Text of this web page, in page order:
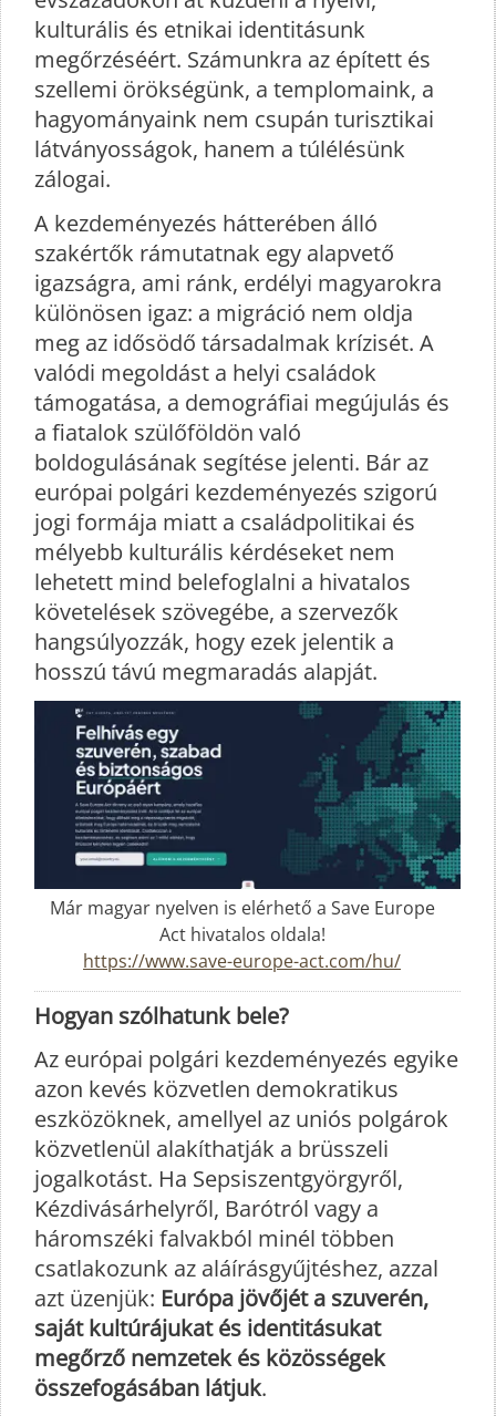
kulturális és etnikai identitásunk
megőrzéséért. Számunkra az épített és
szellemi örökségünk, a templomaink, a
hagyományaink nem csupán turisztikai
látványosságok, hanem a túlélésünk
zálogai.
A kezdeményezés hátterében álló
szakértők rámutatnak egy alapvető
igazságra, ami ránk, erdélyi magyarokra
különösen igaz: a migráció nem oldja
meg az idősödő társadalmak krízisét. A
valódi megoldást a helyi családok
támogatása, a demográfiai megújulás és
a fiatalok szülőföldön való
boldogulásának segítése jelenti. Bár az
európai polgári kezdeményezés szigorú
jogi formája miatt a családpolitikai és
mélyebb kulturális kérdéseket nem
lehetett mind belefoglalni a hivatalos
követelések szövegébe, a szervezők
hangsúlyozzák, hogy ezek jelentik a
hosszú távú megmaradás alapját.
Már magyar nyelven is elérhető a Save Europe
Act hivatalos oldala!
https://www.save-europe-act.com/hu/
Hogyan szólhatunk bele?
Az európai polgári kezdeményezés egyike
azon kevés közvetlen demokratikus
eszközöknek, amellyel az uniós polgárok
közvetlenül alakíthatják a brüsszeli
jogalkotást. Ha Sepsiszentgyörgyről,
Kézdivásárhelyről, Barótról vagy a
háromszéki falvakból minél többen
csatlakozunk az aláírásgyűjtéshez, azzal
azt üzenjük: Európa jövőjét a szuverén,
saját kultúrájukat és identitásukat
megőrző nemzetek és közösségek
összefogásában látjuk.